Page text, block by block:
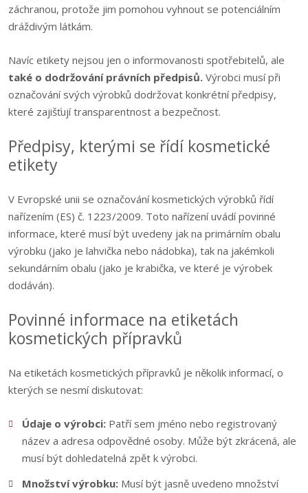
záchranou, protože jim pomohou vyhnout se potenciálním
dráždivým látkám.
Navíc etikety nejsou jen o informovanosti spotřebitelů, ale
také o dodržování právních předpisů. Výrobci musí při
označování svých výrobků dodržovat konkrétní předpisy,
které zajišťují transparentnost a bezpečnost.
Předpisy, kterými se řídí kosmetické
etikety
V Evropské unii se označování kosmetických výrobků řídí
nařízením (ES) č. 1223/2009. Toto nařízení uvádí povinné
informace, které musí být uvedeny jak na primárním obalu
výrobku (jako je lahvička nebo nádobka), tak na jakémkoli
sekundárním obalu (jako je krabička, ve které je výrobek
dodáván).
Povinné informace na etiketách
kosmetických přípravků
Na etiketách kosmetických přípravků je několik informací, o
kterých se nesmí diskutovat:
Údaje o výrobci:Patří sem jméno nebo registrovaný
název a adresa odpovědné osoby. Může být zkrácená, ale
musí být dohledatelná zpět k výrobci.
Množství výrobku:Musí být jasně uvedeno množství